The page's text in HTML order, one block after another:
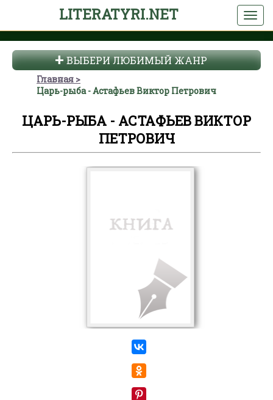
LITERATYRI.NET
ВЫБЕРИ ЛЮБИМЫЙ ЖАНР
Главная
Царь-рыба - Астафьев Виктор Петрович
ЦАРЬ-РЫБА - АСТАФЬЕВ ВИКТОР
ПЕТРОВИЧ